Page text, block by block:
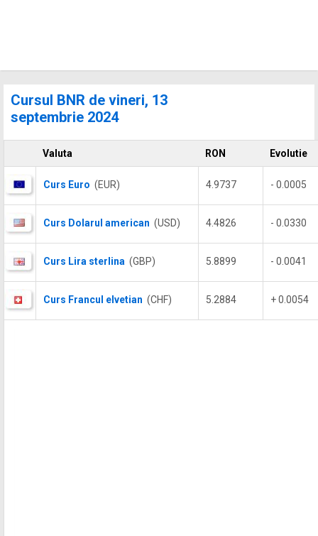
Cursul BNR de vineri, 13
septembrie 2024
Valuta RON Evolutie
Curs Euro (EUR) 4.9737 - 0.0005
Curs Dolarul american (USD) 4.4826 - 0.0330
Curs Lira sterlina (GBP) 5.8899 - 0.0041
Curs Francul elvetian (CHF) 5.2884 + 0.0054